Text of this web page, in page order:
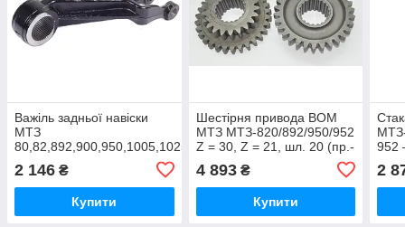
Важіль задньої навіски
МТЗ
80,82,892,900,950,1005,1025
2 146 ₴
Купити
Шестірня привода ВОМ
МТЗ МТЗ-820/892/950/952
Z = 30, Z = 21, шл. 20 (пр.-
4 893₴
Купити
952
2